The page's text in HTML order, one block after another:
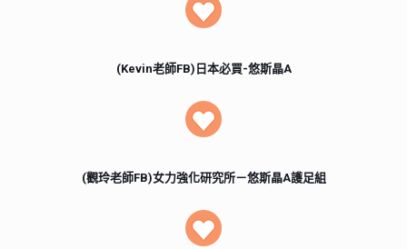
(Kevin老師FB)日本必買-悠斯晶A
(觀玲老師FB)女力強化研究所－悠斯晶A護足組